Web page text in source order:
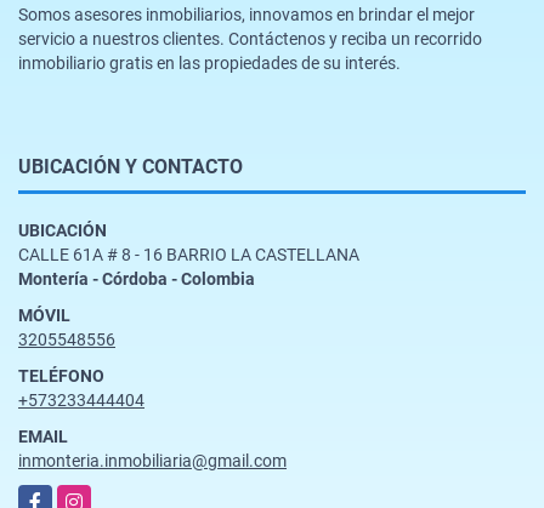
Somos asesores inmobiliarios, innovamos en brindar el mejor
servicio a nuestros clientes. Contáctenos y reciba un recorrido
inmobiliario gratis en las propiedades de su interés.
UBICACIÓN Y CONTACTO
UBICACIÓN
CALLE 61A # 8 - 16 BARRIO LA CASTELLANA
Montería - Córdoba - Colombia
MÓVIL
3205548556
TELÉFONO
+573233444404
EMAIL
inmonteria.inmobiliaria@gmail.com
FacebookInstagram